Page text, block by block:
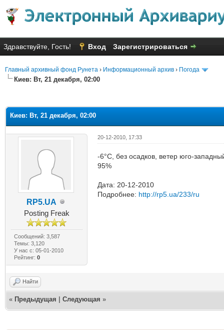
Здравствуйте, Гость! Вход Зарегистрироваться
Главный архивный фонд Рунета › Информационный архив › Погода
Киев: Вт, 21 декабря, 02:00
Киев: Вт, 21 декабря, 02:00
RP5.UA
Posting Freak
Сообщений: 3,587
Темы: 3,120
У нас с: 05-01-2010
Рейтинг: 0
20-12-2010, 17:33
-6°C, без осадков, ветер юго-
95%
Дата: 20-12-2010
Подробнее: http://rp5.ua/233/ru
Найти
« Предыдущая Следующая »